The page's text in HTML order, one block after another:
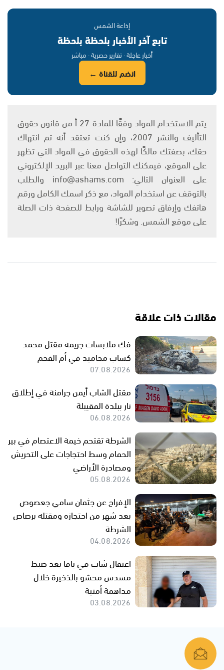
إذاعة الشمس
تابع آخر الأخبار بلحظة بلحظة
أخبار عاجلة · تقارير حصرية · مباشر
انضم للقناة ←
يتم الاستخدام المواد وفقًا للمادة 27 أ من قانون حقوق
التأليف والنشر 2007، وإن كنت تعتقد أنه تم انتهاك
حقك، بصفتك مالكًا لهذه الحقوق في المواد التي تظهر
على الموقع، فيمكنك التواصل معنا عبر البريد الإلكتروني
على العنوان التالي: info@ashams.com والطلب
بالتوقف عن استخدام المواد، مع ذكر اسمك الكامل ورقم
هاتفك وإرفاق تصوير للشاشة ورابط للصفحة ذات الصلة
على موقع الشمس. وشكرًا!
مقالات ذات علاقة
فك ملابسات جريمة مقتل محمد
كساب محاميد في أم الفحم
07.08.2026
مقتل الشاب أيمن جرامنة في إطلاق
نار ببلدة المقيبلة
06.08.2026
الشرطة تقتحم خيمة الاعتصام في بير
الحمام وسط احتجاجات على التحريش
ومصادرة الأراضي
05.08.2026
الإفراج عن جثمان سامي جعصوص
بعد شهر من احتجازه ومقتله برصاص
الشرطة
04.08.2026
اعتقال شاب في يافا بعد ضبط
مسدس محشو بالذخيرة خلال
مداهمة أمنية
03.08.2026